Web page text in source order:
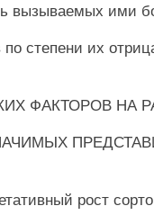
вызываемых ими
степени их
ФАКТОРОВ НА
рост